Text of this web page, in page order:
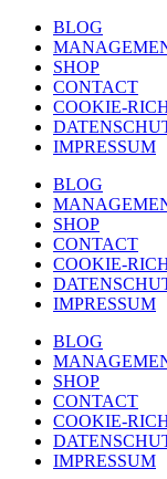
BLOG
SHOP
CONTACT
COOKIE-
IMPRESSUM
BLOG
SHOP
CONTACT
COOKIE-
IMPRESSUM
BLOG
SHOP
CONTACT
COOKIE-
IMPRESSUM